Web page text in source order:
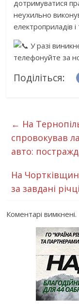
дотримуватися
неухильно
електроприладів
У разі
телефонуйте за
Поділіться:
← На
спровокував
авто:
На
за завдані
Коментарі вимкнені.